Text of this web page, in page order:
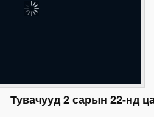
Тувачууд 2 сарын 22-нд